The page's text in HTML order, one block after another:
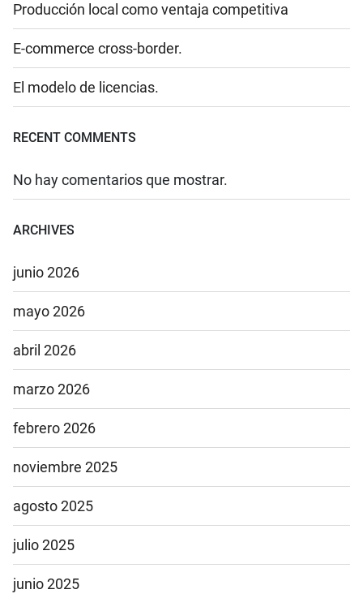
Producción local como ventaja competitiva
E-commerce cross-border.
El modelo de licencias.
RECENT COMMENTS
No hay comentarios que mostrar.
ARCHIVES
junio 2026
mayo 2026
abril 2026
marzo 2026
febrero 2026
noviembre 2025
agosto 2025
julio 2025
junio 2025